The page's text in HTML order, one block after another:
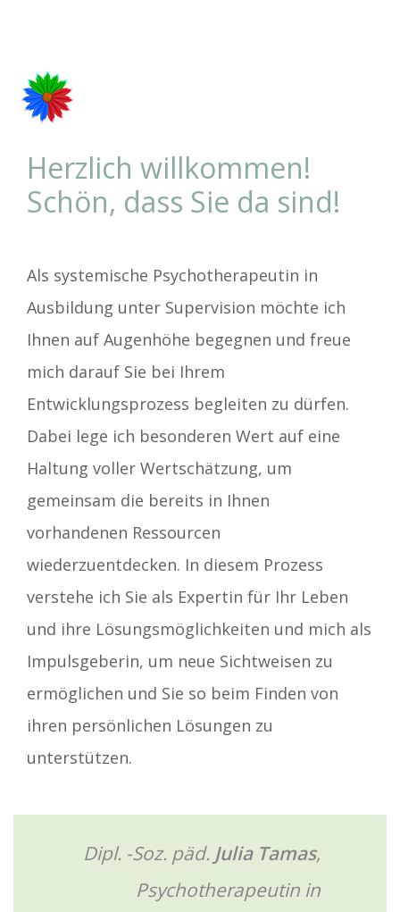
Herzlich willkommen!
Schön, dass Sie da sind!
Als systemische Psychotherapeutin in
Ausbildung unter Supervision möchte ich
Ihnen auf Augenhöhe begegnen und freue
mich darauf Sie bei Ihrem
Entwicklungsprozess begleiten zu dürfen.
Dabei lege ich besonderen Wert auf eine
Haltung voller Wertschätzung, um
gemeinsam die bereits in Ihnen
vorhandenen Ressourcen
wiederzuentdecken. In diesem Prozess
verstehe ich Sie als Expertin für Ihr Leben
und ihre Lösungsmöglichkeiten und mich als
Impulsgeberin, um neue Sichtweisen zu
ermöglichen und Sie so beim Finden von
ihren persönlichen Lösungen zu
unterstützen.
Dipl. -Soz. päd. Julia Tamas,
Psychotherapeutin in